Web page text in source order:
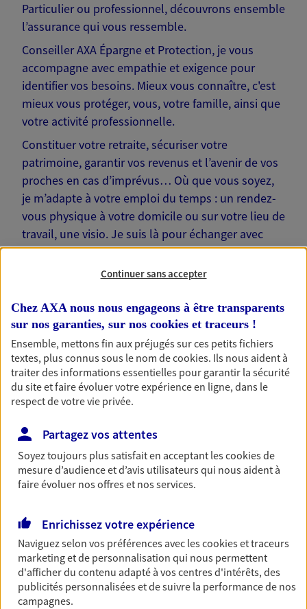
Particulier ou professionnel, découvrons ensemble
l’assurance qui vous ressemble.
Conseiller AXA Épargne et Protection, je vous
accompagne avec empathie et exigence pour
identifier vos besoins. Mieux vous connaître, c'est
mieux vous protéger, vous, votre famille, ainsi que
votre activité professionnelle.
Constituer votre retraite, sécuriser votre
patrimoine, garantir vos revenus et l’avenir de vos
proches en cas d’imprévus… Où que vous soyez,
je m’adapte à votre emploi du temps : un rendez-
vous physique à votre domicile ou sur votre lieu de
travail, une visio. Je suis là pour échanger avec
vous !
Nos offres phares
Épargne
immobilier, études des enfants ou voyage autour
du monde… Épargnez à votre rythme et
simplement, selon votre profil.
Découvrir les offres Épargne
Préparez sereinement ce nouveau chapitre de
votre vie avec les conseils d'un expert. Découvrez
notre solution PER (Plan Epargne Retraite)
spécialement conçue pour la retraite.
Continuer sans accepter
Chez AXA nous nous engageons à être transparents
sur nos garanties, sur nos cookies et traceurs !
Ensemble, mettons fin aux préjugés sur ces petits fichiers
textes, plus connus sous le nom decookies. Ils nous aident à
traiter des informations essentielles pour garantir la sécurité
du site et faire évoluer votre expérience en ligne, dans le
respect de votre vie privée.
Partagez vos attentes
Soyez toujours plus satisfait en acceptant lescookiesde
mesure d’audience et d’avis utilisateurs qui nous aident à
faire évoluer nos offres et nos services.
Enrichissez votre expérience
Naviguez selon vos préférences avec lescookies et traceurs
marketing et de personnalisation qui nous permettent
d'afficher du contenu adapté à vos centres d'intérêts, des
publicités personnalisées et de suivre la performance de nos
campagnes.